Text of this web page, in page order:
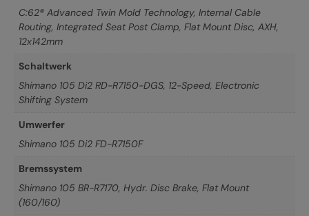
C:62® Advanced Twin Mold Technology, Internal Cable
Routing, Integrated Seat Post Clamp, Flat Mount Disc, AXH,
12x142mm
Schaltwerk
Shimano 105 Di2 RD-R7150-DGS, 12-Speed, Electronic
Shifting System
Umwerfer
Shimano 105 Di2 FD-R7150F
Bremssystem
Shimano 105 BR-R7170, Hydr. Disc Brake, Flat Mount
(160/160)